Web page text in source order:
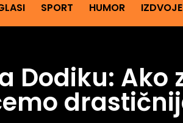
SPORT HUMOR
Dodiku: Ako